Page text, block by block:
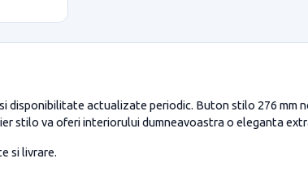
disponibilitate actualizate periodic. Buton stilo 276 mm
stilo va oferi interiorului dumneavoastra o eleganta
si livrare.